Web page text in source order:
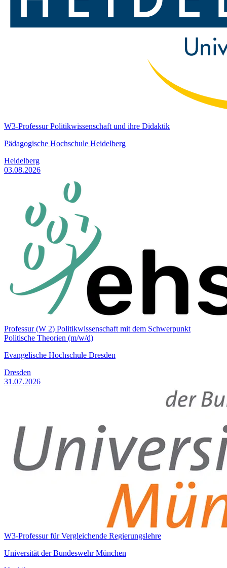
W3-Professur Politikwissenschaft und ihre Didaktik
Pädagogische Hochschule Heidelberg
Heidelberg
03.08.2026
Professur (W 2) Politikwissenschaft mit dem Schwerpunkt
Politische Theorien (m/w/d)
Evangelische Hochschule Dresden
Dresden
31.07.2026
W3-Professur für Vergleichende Regierungslehre
Universität der Bundeswehr München